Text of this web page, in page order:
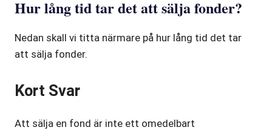
Hur lång tid tar det att sälja fonder?
Nedan skall vi titta närmare på hur lång tid det tar
att sälja fonder.
Kort Svar
Att sälja en fond är inte ett omedelbart